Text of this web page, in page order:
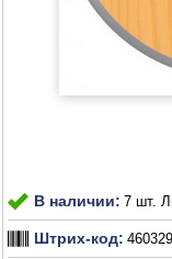
В наличии: 7 шт.
Штрих-код: